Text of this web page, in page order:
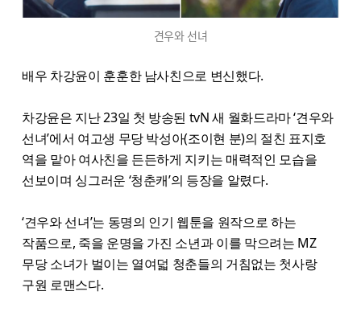
견우와 선녀
배우 차강윤이 훈훈한 남사친으로 변신했다.
차강윤은 지난 23일 첫 방송된 tvN 새 월화드라마 ‘견우와
선녀’에서 여고생 무당 박성아(조이현 분)의 절친 표지호
역을 맡아 여사친을 든든하게 지키는 매력적인 모습을
선보이며 싱그러운 ‘청춘캐’의 등장을 알렸다.
‘견우와 선녀’는 동명의 인기 웹툰을 원작으로 하는
작품으로, 죽을 운명을 가진 소년과 이를 막으려는 MZ
무당 소녀가 벌이는 열여덟 청춘들의 거침없는 첫사랑
구원 로맨스다.